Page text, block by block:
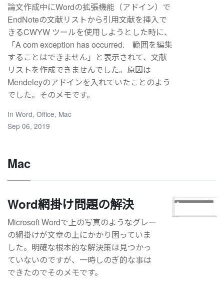
論文作成中にWordの拡張機能（アドイン）で
EndNoteの文献リストから引用文献を挿入で
きるCWYW ツールを使用しようとした時に、
「A com exception has occurred. 範囲を編集
することはできません」と表示されて、文献
リストを作成できませんでした。原因は
Mendeleyのアドインを入れていたことのよう
でした。そのメモです。
In Word, Office, Mac
Sep 06, 2019
Mac
Word網掛け問題の解決
Microsoft Wordで上の写真のようなグレー
の網掛けが文章の上にかかり困っていま
した。明確な根本的な解決策は見つかっ
ていないのですが、一時しのぎ的な事は
できたのでそのメモです。